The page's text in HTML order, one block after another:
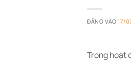
ĐĂNG VÀO17/
Trong hoạt